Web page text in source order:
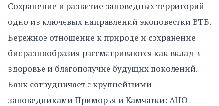
Сохранение и развитие заповедных территорий –
одно из ключевых направлений экоповестки ВТБ.
Бережное отношение к природе и сохранение
биоразнообразия рассматриваются как вклад в
здоровье и благополучие будущих поколений.
Банк сотрудничает с крупнейшими
заповедниками Приморья и Камчатки: АНО